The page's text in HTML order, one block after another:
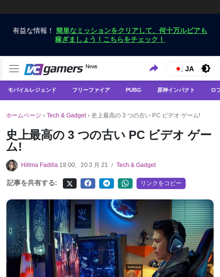
有益な情報！ 簡単なミッションをクリアして、何十万ルピアも
稼ぎましょう！こちらをチェック！
VCGamers ニュース
News
VCGamersだけで最新のゲームニュースを入手
JA
モバイルレジェンド フリーファイア PUBG 原神インパクト ロ
ホームページ › Tech & Gadget› 史上最高の 3 つの古い PC ビデオ ゲーム!
史上最高の 3 つの古い PC ビデオ ゲー
ム!
Hillma Fadilla 18:00、20 3 月 21 / Tech & Gadget
記事を共有する: リンクをコピー